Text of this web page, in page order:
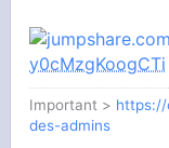
y0cMzgKoogCTi
Important >
des-admins